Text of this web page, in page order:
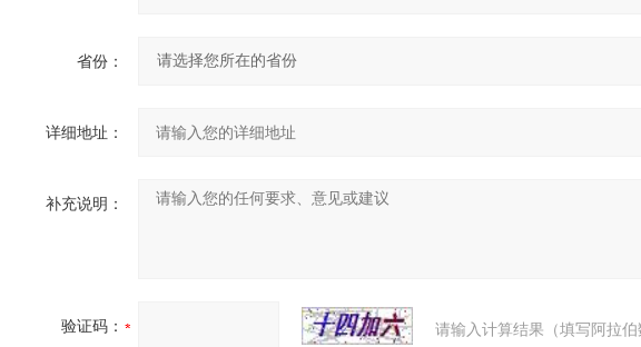
省份：
详细地址：
补充说明：
验证码： 请输入计算结果（填写阿拉